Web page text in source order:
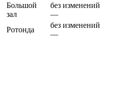
Большой
зал
без изменений
—
Ротонда
без изменений
—